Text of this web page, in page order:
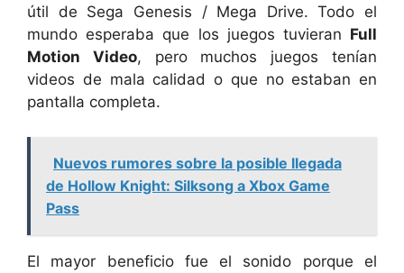
útil de Sega Genesis / Mega Drive. Todo el
mundo esperaba que los juegos tuvieran Full
Motion Video, pero muchos juegos tenían
videos de mala calidad o que no estaban en
pantalla completa.
Nuevos rumores sobre la posible llegada
de Hollow Knight: Silksong a Xbox Game
Pass
El mayor beneficio fue el sonido porque el